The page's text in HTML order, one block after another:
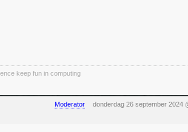
keep fun in computing
Moderator donderdag 26 september 2024